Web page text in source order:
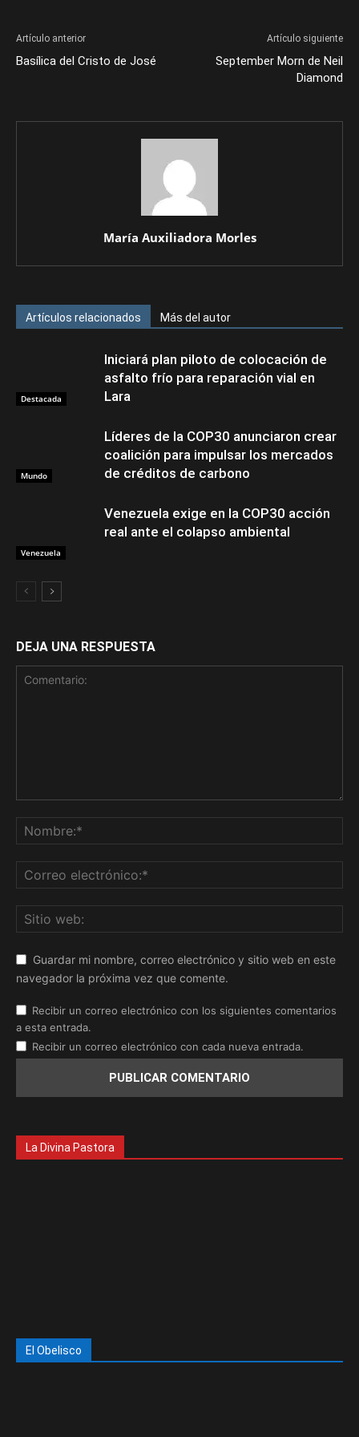
Artículo anterior
Basílica del Cristo de José
Artículo siguiente
September Morn de Neil
Diamond
María Auxiliadora Morles
Artículos relacionados Más del autor
Destacada
Iniciará plan piloto de colocación de
asfalto frío para reparación vial en
Lara
Mundo
Líderes de la COP30 anunciaron crear
coalición para impulsar los mercados
de créditos de carbono
Venezuela
Venezuela exige en la COP30 acción
real ante el colapso ambiental
DEJA UNA RESPUESTA
Guardar mi nombre, correo electrónico y sitio web en este
navegador la próxima vez que comente.
Recibir un correo electrónico con los siguientes comentarios
a esta entrada.
Recibir un correo electrónico con cada nueva entrada.
La Divina Pastora
El Obelisco